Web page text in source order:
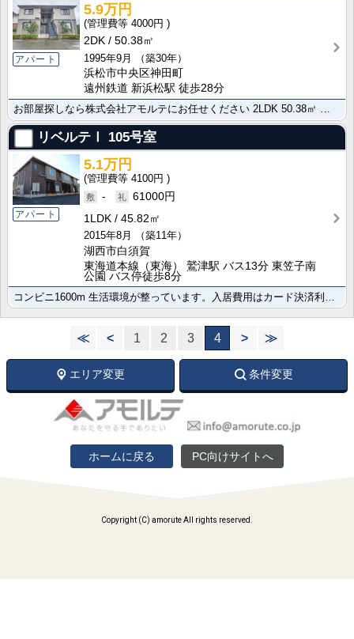
アパート
5.9万円
4000円
2DK
50.38㎡
1995年9月
（築30年）
浜松市中央区神田町
遠州鉄道 新浜松駅 徒歩28分
お部屋探しなら株式会社アモルテにお任せください 2LDK 50.38㎡ 角住戸/宅配ＢＯＸの便利な物･･･
リベルテⅠ 105号室
アパート
5.1万円
4100円
-
61000円
1LDK
45.82㎡
2015年8月
（築11年）
湖西市白須賀
東海道本線（東海） 鷲津駅 バス13分 東笠子南
公園 バス停徒歩8分
≪ < 1 2 3 4 > ≫
エリア変更 条件変更
ホームに戻る PC向けサイトへ
Copyright (C) amorute All rights reserved.